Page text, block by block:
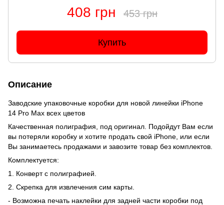
408 грн 453 грн
Купить
Описание
Заводские упаковочные коробки для новой линейки iPhone
14 Pro Max всех цветов
Качественная полиграфия, под оригинал. Подойдут Вам если
вы потеряли коробку и хотите продать свой iPhone, или если
Вы занимаетесь продажами и завозите товар без комплектов.
Комплектуется:
1. Конверт с полиграфией.
2. Скрепка для извлечения сим карты.
- Возможна печать наклейки для задней части коробки под